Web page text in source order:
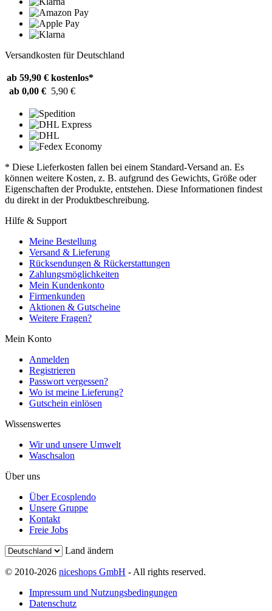
Versandkosten für Deutschland
ab 59,90 € kostenlos*
ab 0,00 € 5,90 €
* Diese Lieferkosten fallen bei einem Standard-Versand an. Es
können weitere Kosten, z. B. aufgrund des Gewichts, Größe oder
Eigenschaften der Produkte, entstehen. Diese Informationen findest
du direkt in der Produktbeschreibung.
Hilfe & Support
Meine Bestellung
Versand & Lieferung
Rücksendungen & Rückerstattungen
Zahlungsmöglichkeiten
Mein Kundenkonto
Firmenkunden
Aktionen & Gutscheine
Weitere Fragen?
Mein Konto
Anmelden
Registrieren
Passwort vergessen?
Wo ist meine Lieferung?
Gutschein einlösen
Wissenswertes
Wir und unsere Umwelt
Waschsalon
Über uns
Über Ecosplendo
Unsere Gruppe
Kontakt
Freie Jobs
Land ändern
© 2010-2026 niceshops GmbH - All rights reserved.
Impressum und Nutzungsbedingungen
Datenschutz